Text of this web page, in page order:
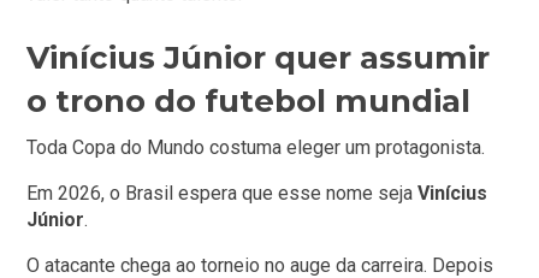
Vinícius Júnior quer assumir
o trono do futebol mundial
Toda Copa do Mundo costuma eleger um protagonista.
Em 2026, o Brasil espera que esse nome sejaVinícius
Júnior.
O atacante chega ao torneio no auge da carreira. Depois